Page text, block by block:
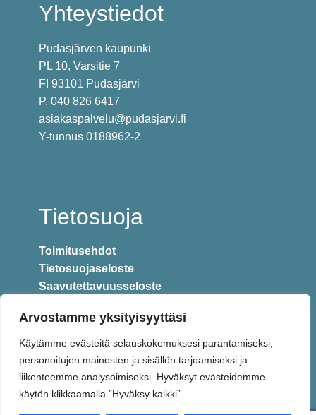
Arvostamme yksityisyyttäsi
Käytämme evästeitä selauskokemuksesi parantamiseksi,
personoitujen mainosten ja sisällön tarjoamiseksi ja
liikenteemme analysoimiseksi. Hyväksyt evästeidemme
käytön klikkaamalla ”Hyväksy kaikki”.
Yhteystiedot
Pudasjärven kaupunki
PL 10, Varsitie 7
FI 93101 Pudasjärvi
P. 040 826 6417
asiakaspalvelu@pudasjarvi.fi
Y-tunnus 0188962-2
Tietosuoja
Toimitusehdot
Tietosuojaseloste
Saavutettavuusseloste